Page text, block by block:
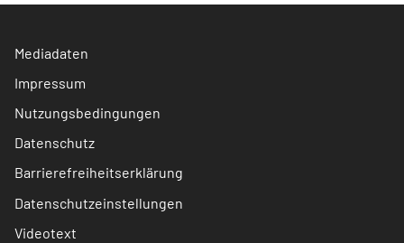
Mediadaten
Impressum
Nutzungsbedingungen
Datenschutz
Barrierefreiheitserklärung
Datenschutzeinstellungen
Videotext